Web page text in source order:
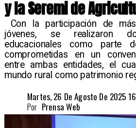
y la Seremi de
Con la participación de
jóvenes, se realizaron
educacionales como parte
comprometidas en un
entre ambas entidades, el
mundo rural como patrimonio
Martes, 26 De Agosto De 2025
Prensa Web
Por